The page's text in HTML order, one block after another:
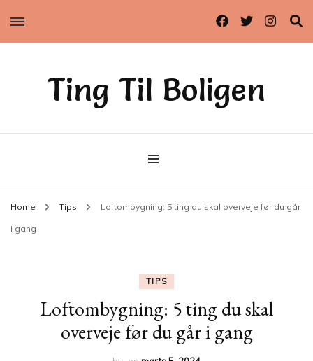
Ting Til Boligen
Home Tips Loftombygning: 5 ting du skal overveje før du går
i gang
TIPS
Loftombygning: 5 ting du skal
overveje før du går i gang